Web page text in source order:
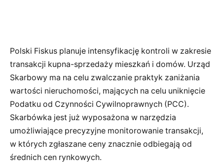
Polski Fiskus planuje intensyfikację kontroli w zakresie
transakcji kupna-sprzedaży mieszkań i domów. Urząd
Skarbowy ma na celu zwalczanie praktyk zaniżania
wartości nieruchomości, mających na celu uniknięcie
Podatku od Czynności Cywilnoprawnych (PCC).
Skarbówka jest już wyposażona w narzędzia
umożliwiające precyzyjne monitorowanie transakcji,
w których zgłaszane ceny znacznie odbiegają od
średnich cen rynkowych.